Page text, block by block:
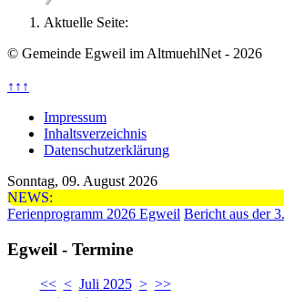
Aktuelle Seite:
© Gemeinde Egweil im AltmuehlNet - 2026
↑↑↑
Impressum
Inhaltsverzeichnis
Datenschutzerklärung
Sonntag, 09. August 2026
NEWS:
Ferienprogramm 2026 Egweil Bericht aus der
Egweil - Termine
<< < Juli 2025 > >>